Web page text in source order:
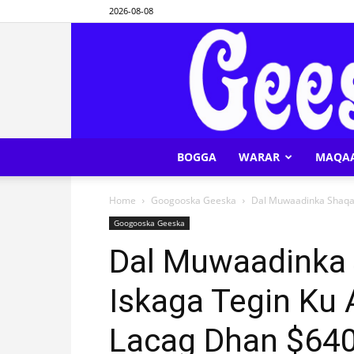
2026-08-08
BOGGA WARAR
Home Googooska Geeska Dal Muwaadinka
Googooska Geeska
Dal
Iskaga Tegin Ku
Lacag Dhan